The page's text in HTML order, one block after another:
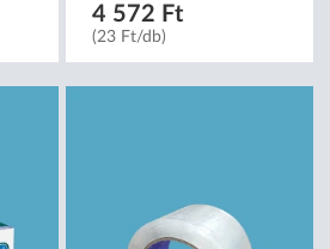
4 572 Ft
(23 Ft/db)